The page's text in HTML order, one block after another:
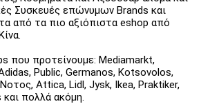
Συσκευές επώνυμων Brands και
από τα πιο αξιόπιστα eshop από
που προτείνουμε: Mediamarkt,
Public, Germanos, Kotsovolos,
Attica, Lidl, Jysk, Ikea, Praktiker,
πολλά ακόμη.